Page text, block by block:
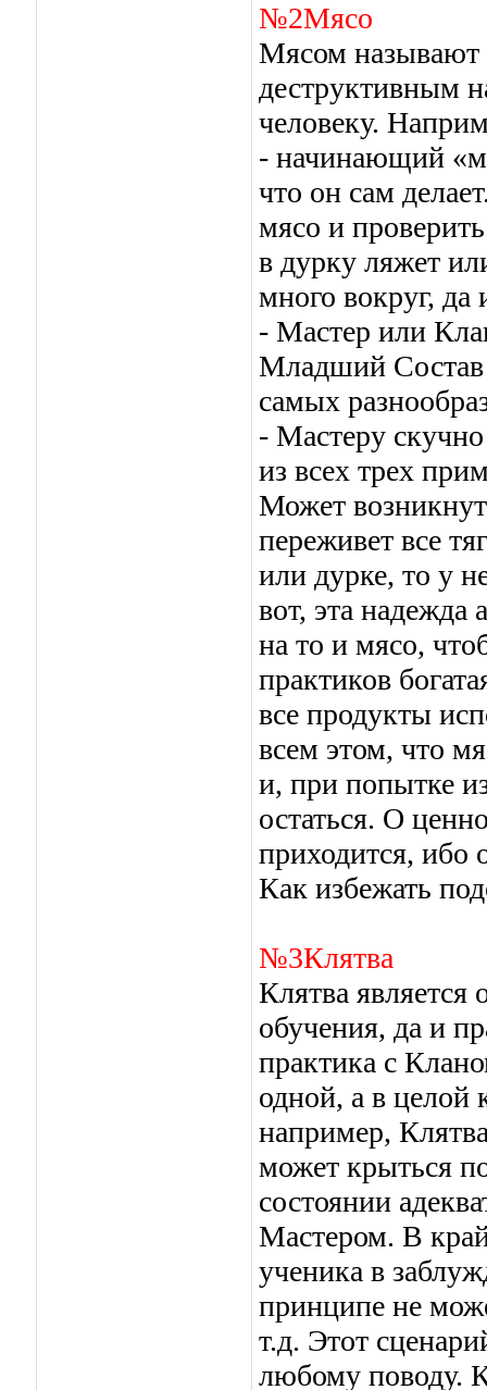
№2Мясо
Мясом называют
деструктивным
человеку.
- начинающий
что он сам
мясо и
в дурку ляжет
много вокруг, да
- Мастер или
Младший Состав
самых
- Мастеру
из всех трех
Может
переживет все
или дурке, то у
вот, эта
на то и мясо,
практиков
все продукты
всем этом, что
и, при попытке
остаться. О
приходится, ибо
Как избежать
№3Клятва
Клятва является
обучения, да и
практика с
одной, а в целой
например,
может крыться
состоянии
Мастером. В
ученика в
принципе не
т.д. Этот
любому поводу.